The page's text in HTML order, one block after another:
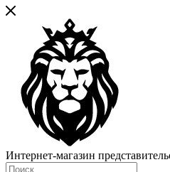
Интернет-магазин